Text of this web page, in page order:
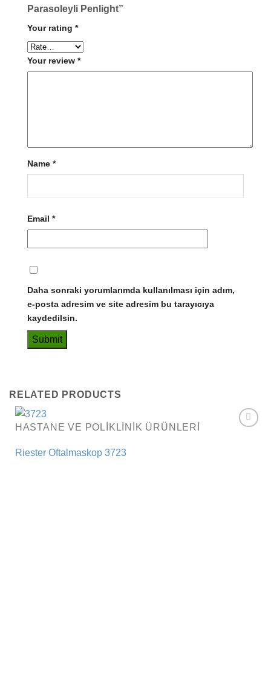
Parasoleyli Penlight”
Your rating *
Your review *
Name *
Email *
Daha sonraki yorumlarımda kullanılması için adım,
e-posta adresim ve site adresim bu tarayıcıya
kaydedilsin.
RELATED PRODUCTS
HASTANE VE POLIKLINIK ÜRÜNLERI
Riester Oftalmaskop 3723